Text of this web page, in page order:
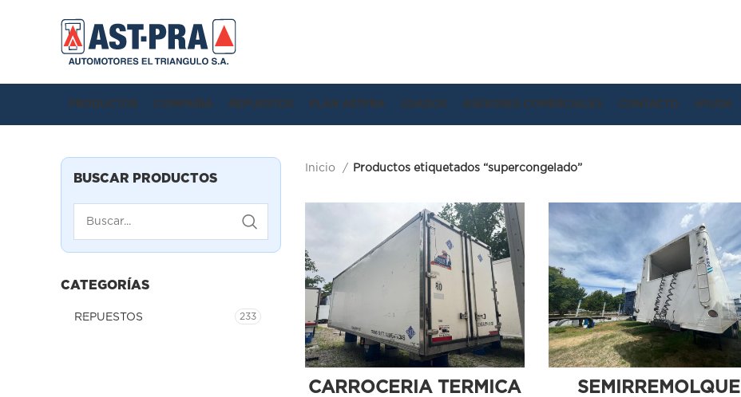
PRODUCTOS COMPAÑIA REPUESTOS PLAN ASTPRA USADOS ASESORES COMERCIALES CONTACTO AYUDA
BUSCAR PRODUCTOS
CATEGORÍAS
REPUESTOS 233
Inicio Productos etiquetados “supercongelado”
CARROCERIA TERMICA
SEMIRREMOLQUE